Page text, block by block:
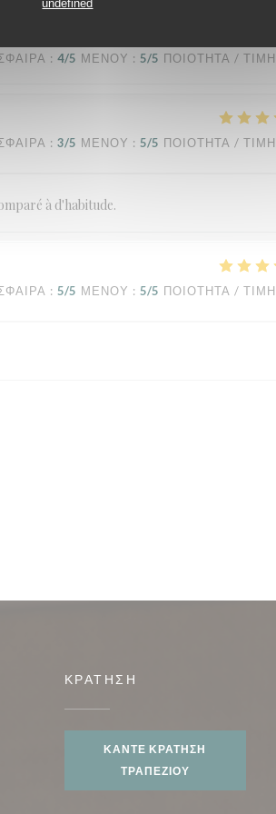
undefined
: 4/5 ΜΕΝΟΎ : 5/5 ΠΟΙΌΤΗΤΑ / ΤΙΜΉ
: 3/5 ΜΕΝΟΎ : 5/5 ΠΟΙΌΤΗΤΑ / ΤΙΜΉ
à d'habitude.
: 5/5 ΜΕΝΟΎ : 5/5 ΠΟΙΌΤΗΤΑ / ΤΙΜΉ
σε νέο παράθυρο))
ΚΡΆΤΗΣΗ
ΚΆΝΤΕ ΚΡΆΤΗΣΗ
ΤΡΑΠΕΖΙΟΎ